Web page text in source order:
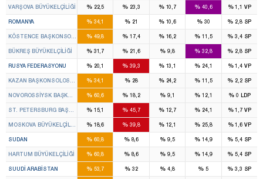
VARŞOVA BÜYÜKELÇILIĞI %22,5 % 23,3 %10,7 % 40,6 %1,1VP
ROMANYA %34,1 % 21 %10,6 %30 % 2,8 SP
KÖSTENCE BAŞKONSOLOSLUĞU
%49,8 % 17,4 %16,2 % 11,5 % 3,4 SP
BÜKREŞ BÜYÜKELÇILIĞI %31,7 % 21,6 % 9,8 % 32,8 % 2,8 SP
RUSYA FEDERASYONU %20,1 % 39,3 %13,1 % 24,1 %1,4VP
KAZAN BAŞKONSOLOSLUĞU %34,1 % 28 %24,2 % 11,5 % 2,2 SP
NOVOROSSIYSK BAŞKONSOLOSLUĞU
%60,6 % 18,2 % 9,1 % 12,1 % 0 LDP
ST. PETERSBURG BAŞKONSOLOSLUĞU
%15,1 % 45,7 %12,7 % 24,1 %1,7VP
MOSKOVA BÜYÜKELÇILIĞI %18,6 % 39,8 %12,1 % 25,8 %1,6VP
SUDAN %60,8 %8,6 % 9,5 % 14,9 % 5,4 SP
HARTUM BÜYÜKELÇILIĞI %60,8 %8,6 % 9,5 % 14,9 % 5,4 SP
SUUDI ARABISTAN %53,7 % 32 % 4,8 % 5 % 3,3 SP